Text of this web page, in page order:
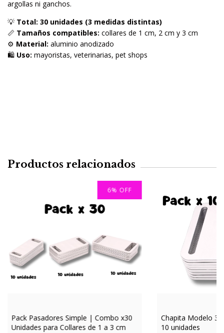
argollas ni ganchos.
💡 Total: 30 unidades (3 medidas distintas)
📏 Tamaños compatibles: collares de 1 cm, 2 cm y 3 cm
⚙️ Material: aluminio anodizado
🛍️ Uso: mayoristas, veterinarias, pet shops
Productos relacionados
6% OFF
Pack Pasadores Simple | Combo x30
Unidades para Collares de 1 a 3 cm
Chapita Modelo
10 unidades